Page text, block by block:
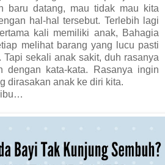
baru datang, mau tidak mau kita
hal-hal tersebut. Terlebih lagi
kali memiliki anak, Bahagia
melihat barang yang lucu pasti
sekali anak sakit, duh rasanya
dengan kata-kata. Rasanya ingin
dirasakan anak ke diri kita.
ibu…